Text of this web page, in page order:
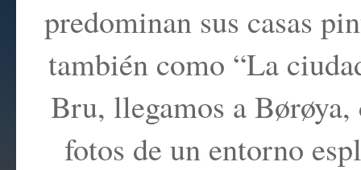
predominan sus casas
también como “La
Bru, llegamos a Børøya,
fotos de un entorno